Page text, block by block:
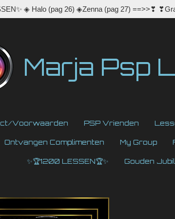
◈ Halo (pag 26) ◈Zenna (pag 27) ==>>❣
Marja Psp
Voorwaarden PSP Vrienden
Ontvangen Complimenten My Group
✨🏆1200 LESSEN🏆✨ Gouden